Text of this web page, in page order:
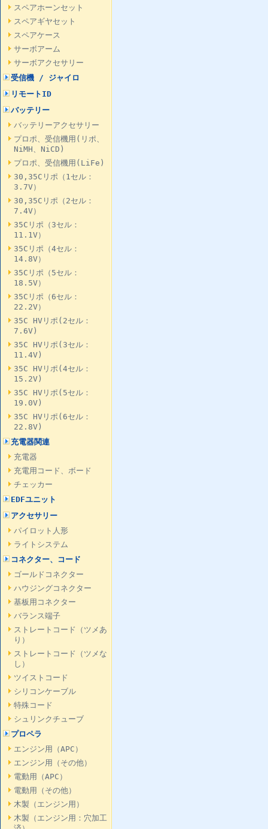
スペアホーンセット
スペアギヤセット
スペアケース
サーボアーム
サーボアクセサリー
受信機 / ジャイロ
リモートID
バッテリー
バッテリーアクセサリー
プロポ、受信機用(リポ、
NiMH、NiCD)
プロポ、受信機用(LiFe)
30,35Cリポ（1セル：
3.7V）
30,35Cリポ（2セル：
7.4V）
35Cリポ（3セル：
11.1V）
35Cリポ（4セル：
14.8V）
35Cリポ（5セル：
18.5V）
35Cリポ（6セル：
22.2V）
35C HVリポ(2セル：
7.6V)
35C HVリポ(3セル：
11.4V)
35C HVリポ(4セル：
15.2V)
35C HVリポ(5セル：
19.0V)
35C HVリポ(6セル：
22.8V)
充電器関連
充電器
充電用コード、ボード
チェッカー
EDFユニット
アクセサリー
パイロット人形
ライトシステム
コネクター、コード
ゴールドコネクター
ハウジングコネクター
基板用コネクター
バランス端子
ストレートコード（ツメあ
り）
ストレートコード（ツメな
し）
ツイストコード
シリコンケーブル
特殊コード
シュリンクチューブ
プロペラ
エンジン用（APC）
エンジン用（その他）
電動用（APC）
電動用（その他）
木製（エンジン用）
木製（エンジン用：穴加工